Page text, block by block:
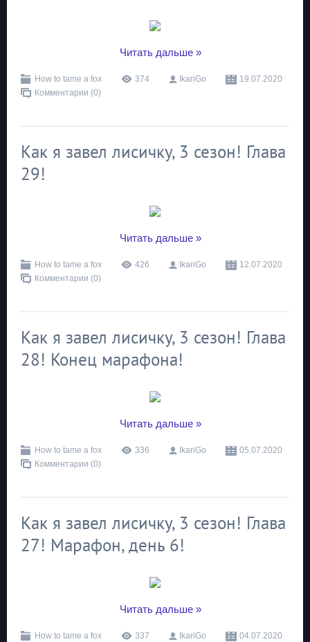
Читать дальше »
How to tame a fox 374 IkariGo
19.07.2020
Комментарии (0)
Как я завел лисичку, 3 сезон! Глава
29!
Читать дальше »
How to tame a fox 426 IkariGo
12.07.2020
Комментарии (0)
Как я завел лисичку, 3 сезон! Глава
28! Конец марафона!
Читать дальше »
How to tame a fox 336 IkariGo
05.07.2020
Комментарии (0)
Как я завел лисичку, 3 сезон! Глава
27! Марафон, день 6!
Читать дальше »
How to tame a fox 337 IkariGo
04.07.2020